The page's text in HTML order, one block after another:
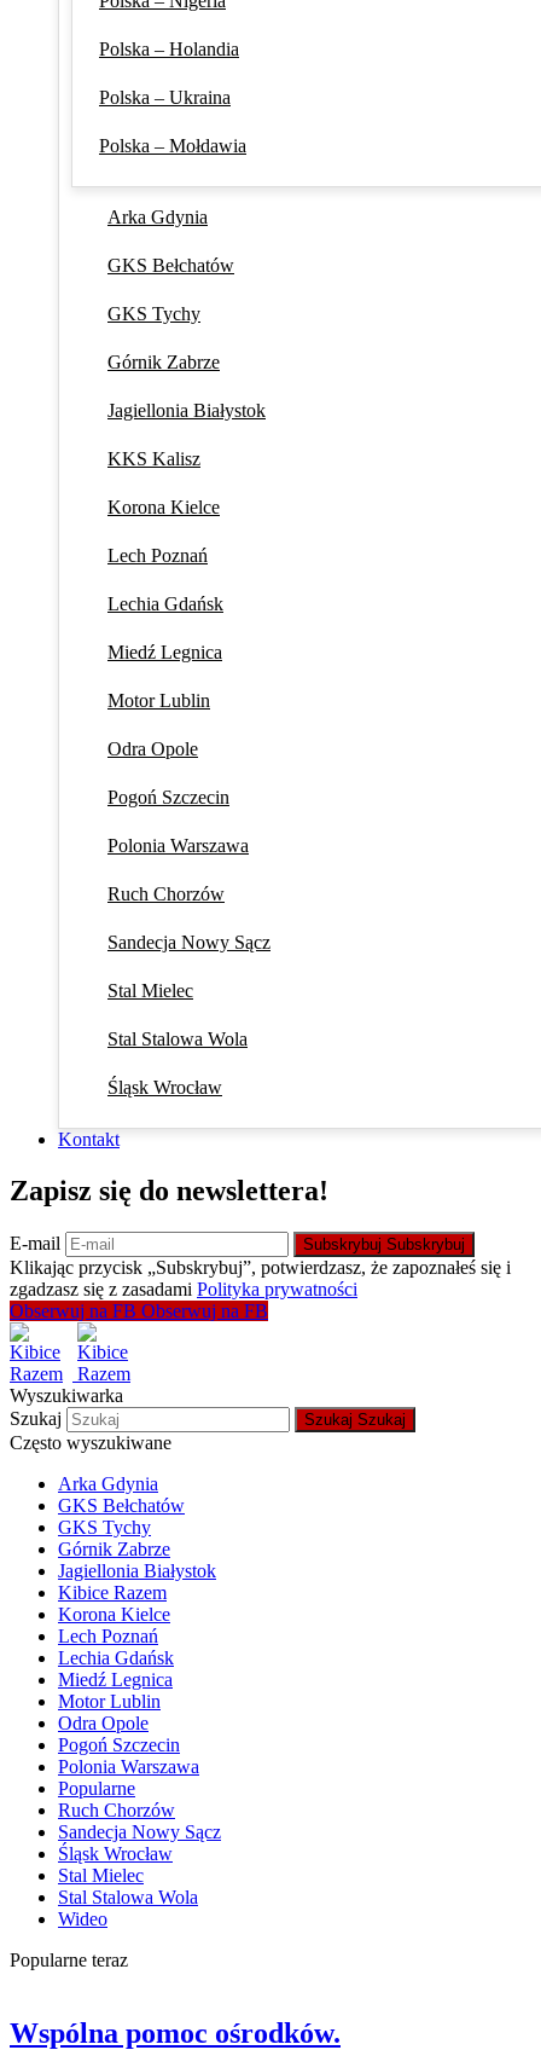
Polska – Holandia
Polska – Ukraina
Polska – Mołdawia
Arka Gdynia
GKS Bełchatów
GKS Tychy
Górnik Zabrze
Jagiellonia Białystok
KKS Kalisz
Korona Kielce
Lech Poznań
Lechia Gdańsk
Miedź Legnica
Motor Lublin
Odra Opole
Pogoń Szczecin
Polonia Warszawa
Ruch Chorzów
Sandecja Nowy Sącz
Stal Mielec
Stal Stalowa Wola
Śląsk Wrocław
Kontakt
Zapisz się do newslettera!
E-mail Subskrybuj Subskrybuj
Klikając przycisk „Subskrybuj”, potwierdzasz, że zapoznałeś się i
zgadzasz się z zasadami Polityka prywatności
Obserwuj na FB Obserwuj na FB
Wyszukiwarka
Szukaj
Szukaj Szukaj
Często wyszukiwane
Arka Gdynia
GKS Bełchatów
GKS Tychy
Górnik Zabrze
Jagiellonia Białystok
Kibice Razem
Korona Kielce
Lech Poznań
Lechia Gdańsk
Miedź Legnica
Motor Lublin
Odra Opole
Pogoń Szczecin
Polonia Warszawa
Popularne
Ruch Chorzów
Sandecja Nowy Sącz
Śląsk Wrocław
Stal Mielec
Stal Stalowa Wola
Wideo
Popularne teraz
Wspólna pomoc ośrodków.